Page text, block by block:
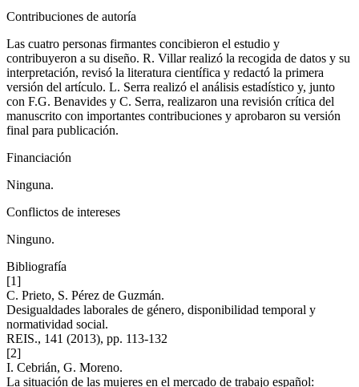
Contribuciones de autoría
Las cuatro personas firmantes concibieron el estudio y
contribuyeron a su diseño. R. Villar realizó la recogida de datos y su
interpretación, revisó la literatura científica y redactó la primera
versión del artículo. L. Serra realizó el análisis estadístico y, junto
con F.G. Benavides y C. Serra, realizaron una revisión crítica del
manuscrito con importantes contribuciones y aprobaron su versión
final para publicación.
Financiación
Ninguna.
Conflictos de intereses
Ninguno.
Bibliografía
[1]
C. Prieto, S. Pérez de Guzmán.
Desigualdades laborales de género, disponibilidad temporal y
normatividad social.
REIS., 141 (2013), pp. 113-132
[2]
I. Cebrián, G. Moreno.
La situación de las mujeres en el mercado de trabajo español: